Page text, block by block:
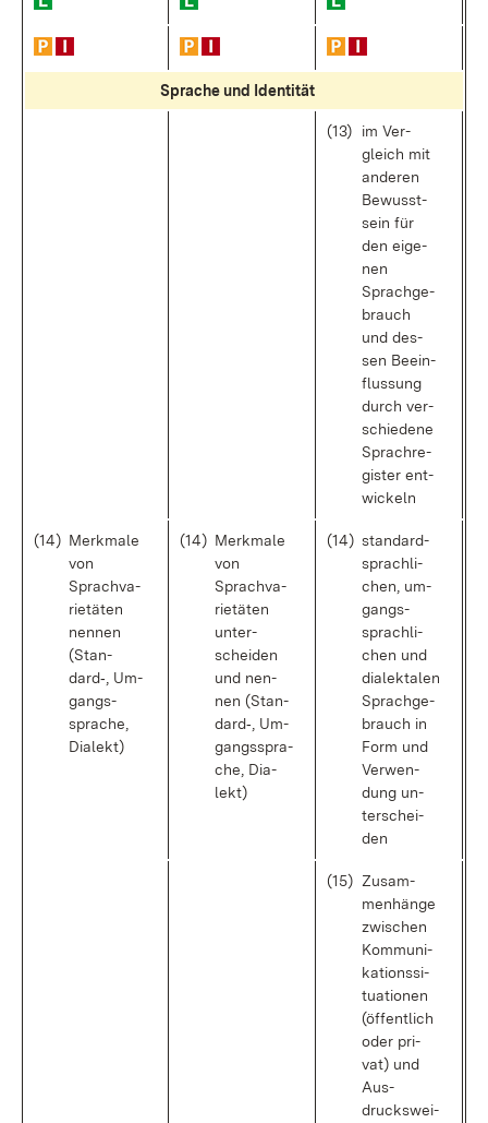
Spra­che und Iden­ti­tät
(13)
im Ver­
gleich mit
an­de­ren
Be­wusst­
sein für
den ei­ge­
nen
Sprach­ge­
brauch
und des­
sen Be­ein­
flus­sung
durch ver­
schie­de­ne
Sprach­re­
gis­ter ent­
wi­ckeln
(14) Merk­ma­le
von
Sprach­va­
rie­tä­ten
nen­nen
(Stan­
dard‑, Um­
gangs­
spra­che,
Dia­lekt)
(14) Merk­ma­le
von
Sprach­va­
rie­tä­ten
un­ter­
schei­den
und nen­
nen (Stan­
dard‑, Um­
gangs­spra­
che, Dia­
lekt)
(14) stan­dard­
sprach­li­
chen, um­
gangs­
sprach­li­
chen und
dia­lek­ta­len
Sprach­ge­
brauch in
Form und
Ver­wen­
dung un­
ter­schei­
den
(15) Zu­sam­
men­hän­ge
zwi­schen
Kom­mu­ni­
ka­ti­ons­si­
tua­tio­nen
(öf­fent­lich
oder pri­
vat) und
Aus­
drucks­wei­